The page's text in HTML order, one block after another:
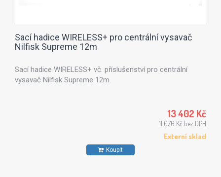
Sací hadice WIRELESS+ pro centrální vysavač
Nilfisk Supreme 12m
Sací hadice WIRELESS+ vč. příslušenství pro centrální
vysavač Nilfisk Supreme 12m.
13 402 Kč
11 076 Kč bez DPH
Externí sklad
Koupit